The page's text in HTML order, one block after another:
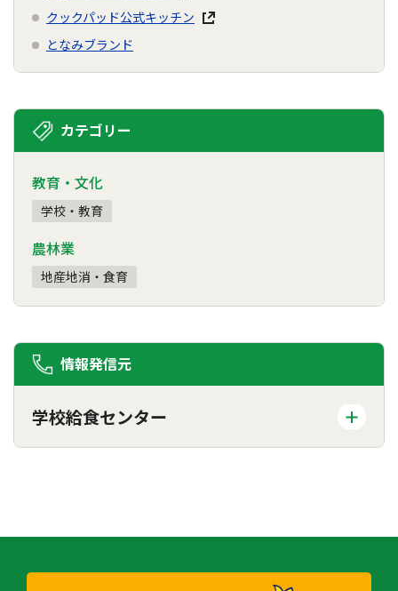
クックパッド公式キッチン
となみブランド
カテゴリー
教育・文化
学校・教育
農林業
地産地消・食育
情報発信元
学校給食センター